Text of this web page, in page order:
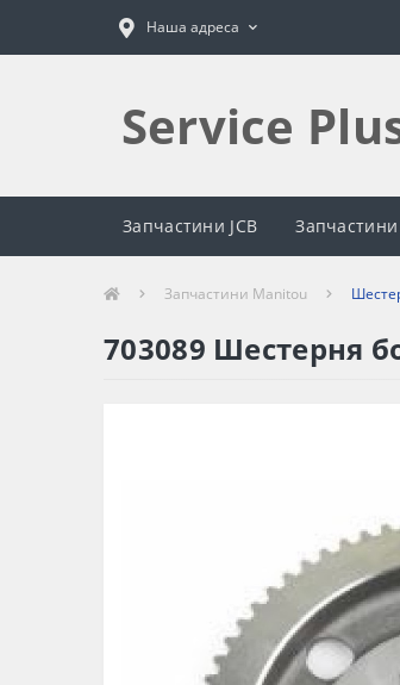
Наша адреса
Service
Запчастини JCB
Запчастини Manitou
703089 Шестерня